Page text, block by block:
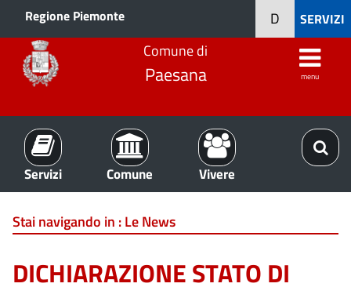
Regione Piemonte SERVIZI
D
Comune di
Paesana menu
Servizi Comune Vivere
Stai navigando in :Le News
DICHIARAZIONE STATO DI